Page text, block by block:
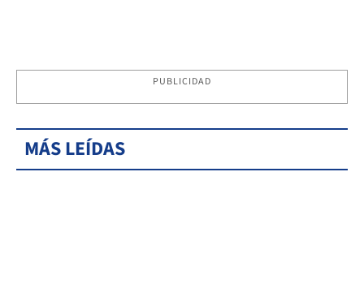
PUBLICIDAD
MÁS LEÍDAS